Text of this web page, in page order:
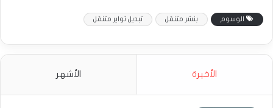
الوسوم بنشر متنقل تبديل تواير متنقل
الأخيرة الأشهر